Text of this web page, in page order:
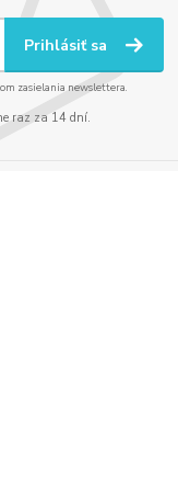
Prihlásiť sa
zasielania newslettera.
raz za 14 dní.